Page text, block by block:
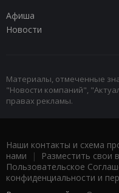
Афиша
Новости
Материалы, отмеченные
"Новости компаний",
правах рекламы.
Наши контакты и схема
нами | Разместить свои
Пользовательское
конфиденциальности и